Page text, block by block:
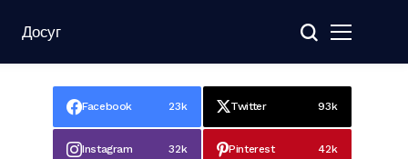
Досуг
Facebook 23k Twitter 93k
Instagram 32k Pinterest 42k